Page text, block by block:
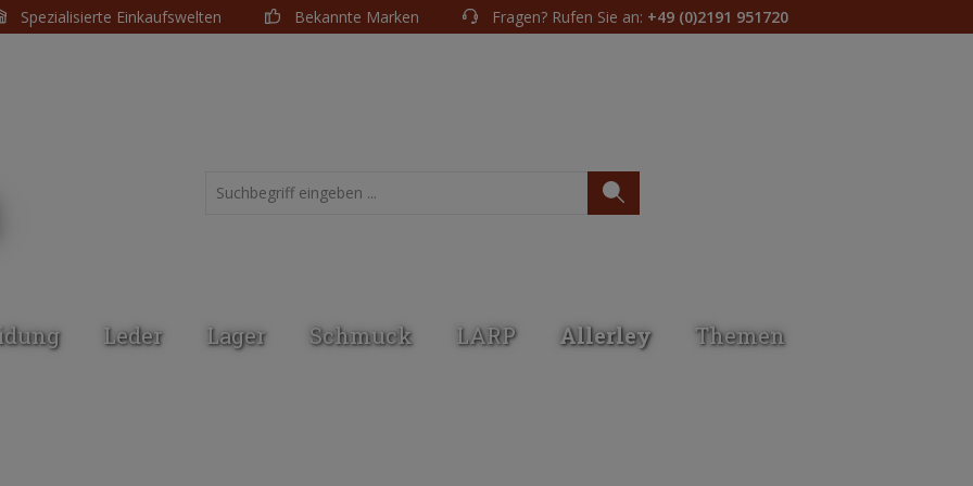
Spezialisierte Einkaufswelten Bekannte Marken Fragen? Rufen Sie an: +49 (0)2191 951720
Leder Lager Schmuck LARP Allerley Themen